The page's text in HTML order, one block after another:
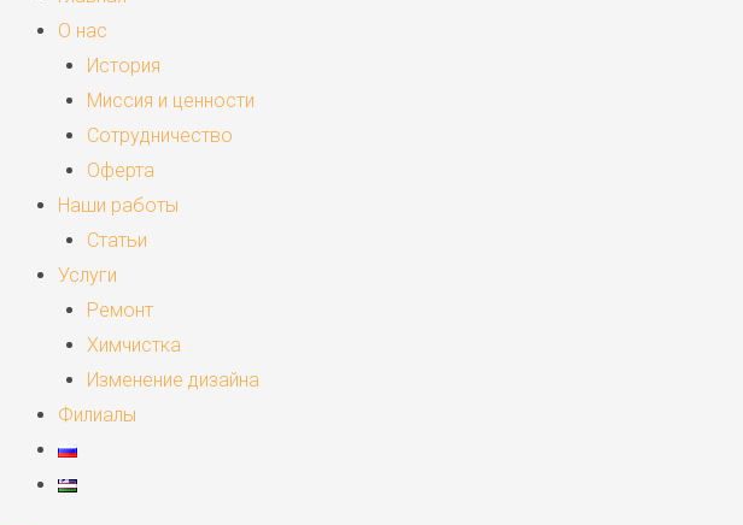
О нас
История
Миссия и ценности
Сотрудничество
Оферта
Наши работы
Статьи
Услуги
Ремонт
Химчистка
Изменение дизайна
Филиалы